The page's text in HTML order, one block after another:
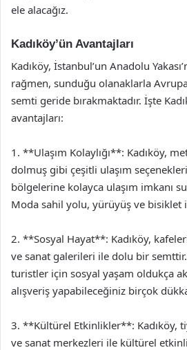
ele alacağız.
Kadıköy’ün Avantajları
Kadıköy, İstanbul’un Anadolu
rağmen, sunduğu olanaklarla Avrupa
semti geride bırakmaktadır. İşte
avantajları:
1. **Ulaşım Kolaylığı**: Kadıköy,
dolmuş gibi çeşitli ulaşım
bölgelerine kolayca ulaşım imkanı
Moda sahil yolu, yürüyüş ve bisiklet
2. **Sosyal Hayat**: Kadıköy,
ve sanat galerileri ile dolu bir
turistler için sosyal yaşam oldukça
alışveriş yapabileceğiniz birçok
3. **Kültürel Etkinlikler**: Kadıköy,
ve sanat merkezleri ile kültürel